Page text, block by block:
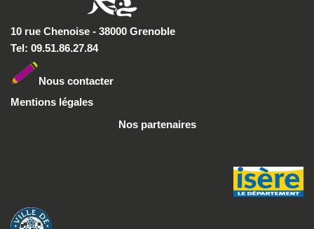
10 rue Chenoise - 38000 Grenoble
Tel: 09.51.86.27.84
Nous contacter
Mentions légales
Nos partenaires